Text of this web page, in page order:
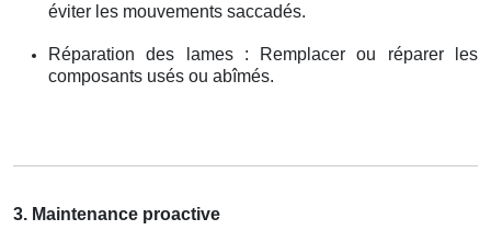
éviter les mouvements saccadés.
Réparation des lames : Remplacer ou réparer les
composants usés ou abîmés.
3. Maintenance proactive